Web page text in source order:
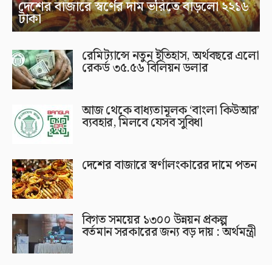
দেশের বাজারে স্বর্ণের দাম ভরিতে বাড়লো ২২১৬
টাকা
রেমিট্যান্সে নতুন ইতিহাস, অর্থবছরে এলো
রেকর্ড ৩৫.৫৬ বিলিয়ন ডলার
আজ থেকে বাধ্যতামূলক ‘বাংলা কিউআর’
ব্যবহার, মিলবে যেসব সুবিধা
দেশের বাজারে স্বর্ণালংকারের দামে পতন
বিগত সময়ের ১৩০০ উন্নয়ন প্রকল্প
বর্তমান সরকারের জন্য বড় দায় : অর্থমন্ত্রী